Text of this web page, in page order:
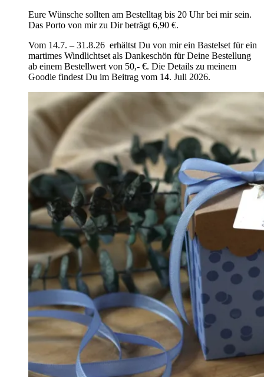
Eure Wünsche sollten am Bestelltag bis 20 Uhr bei mir sein.
Das Porto von mir zu Dir beträgt 6,90 €.
Vom 14.7. – 31.8.26 erhältst Du von mir ein Bastelset für ein
martimes Windlichtset als Dankeschön für Deine Bestellung
ab einem Bestellwert von 50,- €. Die Details zu meinem
Goodie findest Du im Beitrag vom 14. Juli 2026.